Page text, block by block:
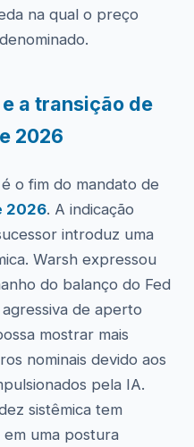
na qual o preço
a transição de
2026
o fim do mandato de
2026. A indicação
introduz uma
Warsh expressou
do balanço do Fed
de aperto
mostrar mais
nominais devido aos
pela IA.
sistêmica tem
uma postura